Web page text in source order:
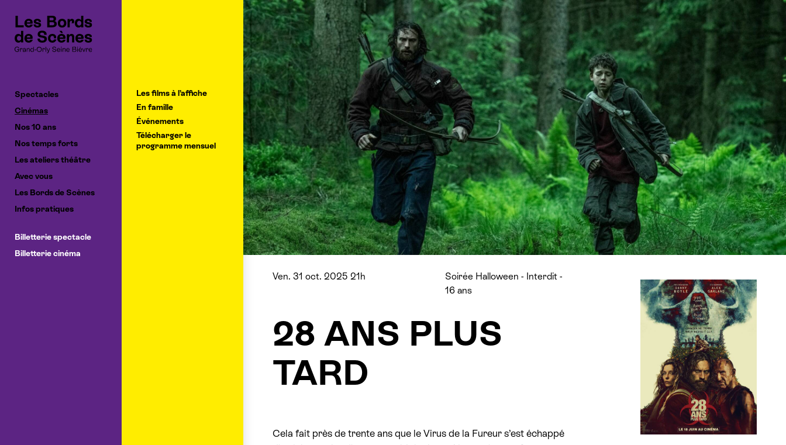
Spectacles
Cinémas
Les films à l’affiche
En famille
Événements
Télécharger le
programme mensuel
Nos 10 ans
Nos temps forts
Les ateliers théâtre
Avec vous
Les Bords de Scènes
Infos pratiques
Billetterie spectacle
Billetterie cinéma
Ven. 31 oct. 2025 21h
Soirée Halloween - Interdit -
16 ans
28 ANS PLUS
TARD
Cela fait près de trente ans que le Virus de la Fureur s’est échappé
ff
i